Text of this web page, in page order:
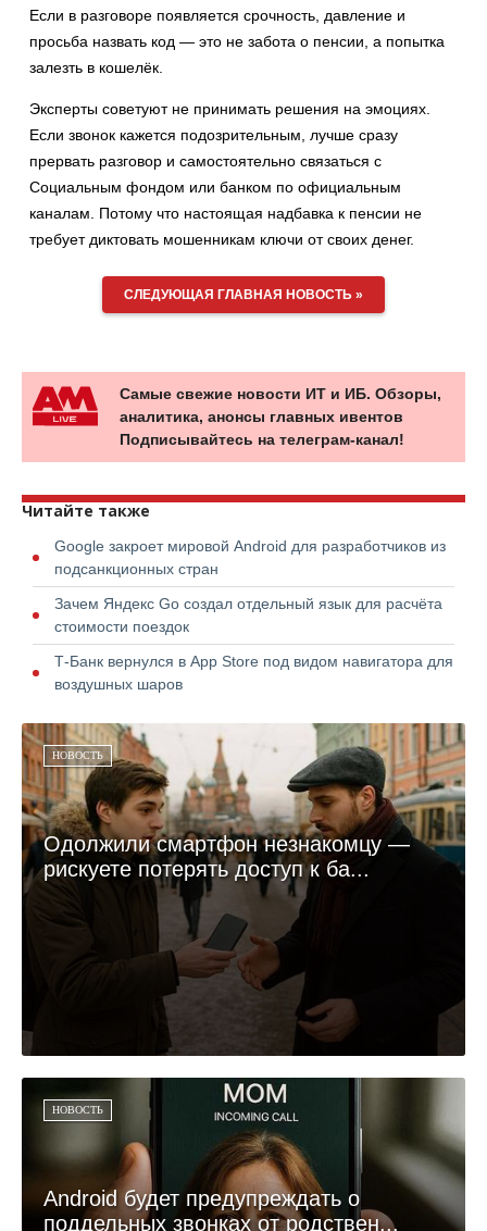
Если в разговоре появляется срочность, давление и
просьба назвать код — это не забота о пенсии, а попытка
залезть в кошелёк.
Эксперты советуют не принимать решения на эмоциях.
Если звонок кажется подозрительным, лучше сразу
прервать разговор и самостоятельно связаться с
Социальным фондом или банком по официальным
каналам. Потому что настоящая надбавка к пенсии не
требует диктовать мошенникам ключи от своих денег.
СЛЕДУЮЩАЯ ГЛАВНАЯ НОВОСТЬ »
Самые свежие новости ИТ и ИБ. Обзоры,
аналитика, анонсы главных ивентов
Подписывайтесь на телеграм-канал!
Читайте также
Google закроет мировой Android для разработчиков из
подсанкционных стран
Зачем Яндекс Go создал отдельный язык для расчёта
стоимости поездок
Т-Банк вернулся в App Store под видом навигатора для
воздушных шаров
НОВОСТЬ
Одолжили смартфон незнакомцу —
рискуете потерять доступ к ба...
НОВОСТЬ
Android будет предупреждать о
поддельных звонках от родствен...